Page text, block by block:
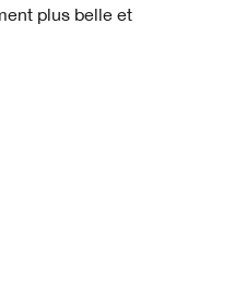
plus belle et